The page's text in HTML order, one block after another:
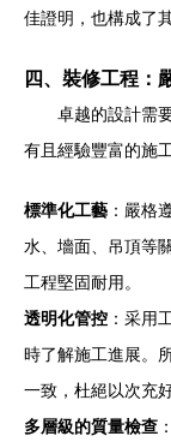
佳證明，也構成了
四、裝修工程：
卓越的設計需
有且經驗豐富的施
標準化工藝 ：嚴格
水、墻面、吊頂等
工程堅固耐用。
透明化管控 ：采用
時了解施工進展。
一致，杜絕以次充好
多層級的質量檢查